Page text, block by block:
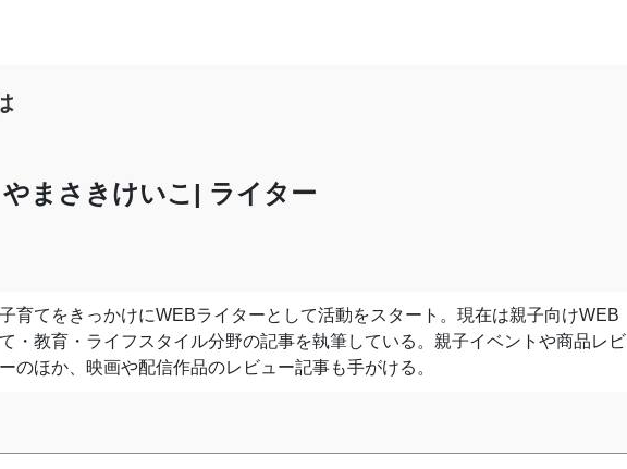
やまさきけいこ ライター
育てをきっかけにWEBライターとして活動をスタート。現在は親子向けWEB
・教育・ライフスタイル分野の記事を執筆している。親子イベントや商品レビ
のほか、映画や配信作品のレビュー記事も手がける。